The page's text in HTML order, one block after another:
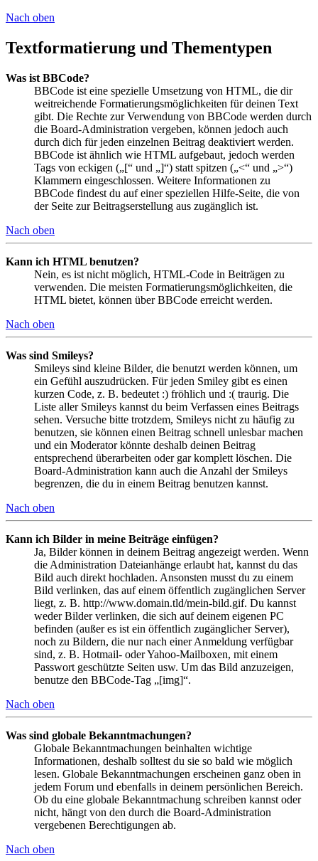
Nach oben
Textformatierung und Thementypen
Was ist BBCode?
BBCode ist eine spezielle Umsetzung von HTML, die dir
weitreichende Formatierungsmöglichkeiten für deinen Text
gibt. Die Rechte zur Verwendung von BBCode werden durch
die Board-Administration vergeben, können jedoch auch
durch dich für jeden einzelnen Beitrag deaktiviert werden.
BBCode ist ähnlich wie HTML aufgebaut, jedoch werden
Tags von eckigen („[“ und „]“) statt spitzen („<“ und „>“)
Klammern eingeschlossen. Weitere Informationen zu
BBCode findest du auf einer speziellen Hilfe-Seite, die von
der Seite zur Beitragserstellung aus zugänglich ist.
Nach oben
Kann ich HTML benutzen?
Nein, es ist nicht möglich, HTML-Code in Beiträgen zu
verwenden. Die meisten Formatierungsmöglichkeiten, die
HTML bietet, können über BBCode erreicht werden.
Nach oben
Was sind Smileys?
Smileys sind kleine Bilder, die benutzt werden können, um
ein Gefühl auszudrücken. Für jeden Smiley gibt es einen
kurzen Code, z. B. bedeutet :) fröhlich und :( traurig. Die
Liste aller Smileys kannst du beim Verfassen eines Beitrags
sehen. Versuche bitte trotzdem, Smileys nicht zu häufig zu
benutzen, sie können einen Beitrag schnell unlesbar machen
und ein Moderator könnte deshalb deinen Beitrag
entsprechend überarbeiten oder gar komplett löschen. Die
Board-Administration kann auch die Anzahl der Smileys
begrenzen, die du in einem Beitrag benutzen kannst.
Nach oben
Kann ich Bilder in meine Beiträge einfügen?
Ja, Bilder können in deinem Beitrag angezeigt werden. Wenn
die Administration Dateianhänge erlaubt hat, kannst du das
Bild auch direkt hochladen. Ansonsten musst du zu einem
Bild verlinken, das auf einem öffentlich zugänglichen Server
liegt, z. B. http://www.domain.tld/mein-bild.gif. Du kannst
weder Bilder verlinken, die sich auf deinem eigenen PC
befinden (außer es ist ein öffentlich zugänglicher Server),
noch zu Bildern, die nur nach einer Anmeldung verfügbar
sind, z. B. Hotmail- oder Yahoo-Mailboxen, mit einem
Passwort geschützte Seiten usw. Um das Bild anzuzeigen,
benutze den BBCode-Tag „[img]“.
Nach oben
Was sind globale Bekanntmachungen?
Globale Bekanntmachungen beinhalten wichtige
Informationen, deshalb solltest du sie so bald wie möglich
lesen. Globale Bekanntmachungen erscheinen ganz oben in
jedem Forum und ebenfalls in deinem persönlichen Bereich.
Ob du eine globale Bekanntmachung schreiben kannst oder
nicht, hängt von den durch die Board-Administration
vergebenen Berechtigungen ab.
Nach oben